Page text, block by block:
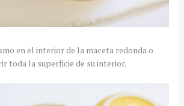
en el interior de la maceta redonda o
toda la superficie de su interior.